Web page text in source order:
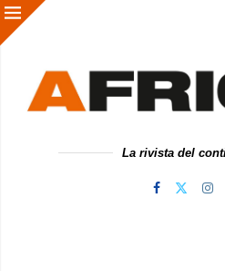
La rivista del